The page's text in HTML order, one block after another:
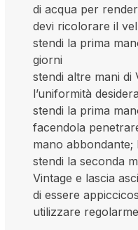
di acqua per
devi ricolorare il
stendi la prima
giorni
stendi altre mani di
l’uniformità
stendi la prima
facendola
mano abbondante;
stendi la seconda
Vintage e lascia
di essere
utilizzare